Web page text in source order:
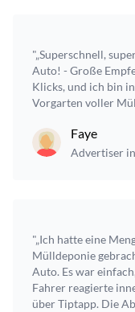
"„Superschnell,
Auto! - Große
Klicks, und ich bin
Vorgarten voller
Faye
Advertiser
"„Ich hatte eine
Mülldeponie
Auto. Es war
Fahrer reagierte
über Tiptapp. Die